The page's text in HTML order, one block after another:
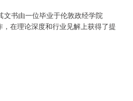
文书由一位毕业于伦敦政经学院
，在理论深度和行业见解上获得了提